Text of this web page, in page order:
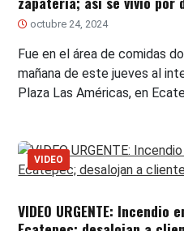
octubre 24, 2024
Fue en el área de comidas
mañana de este jueves al
Plaza Las Américas, en
VIDEO
VIDEO URGENTE: